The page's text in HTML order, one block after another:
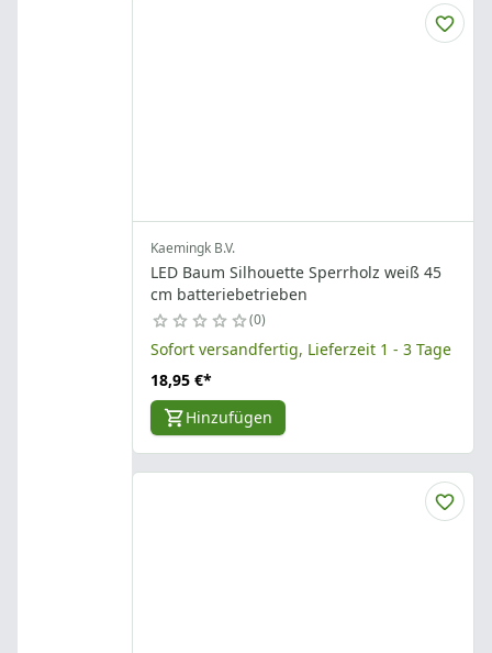
Kaemingk B.V.
LED Baum Silhouette Sperrholz weiß 45
cm batteriebetrieben
0
Sofort versandfertig, Lieferzeit 1 - 3 Tage
18,95 €*
Hinzufügen